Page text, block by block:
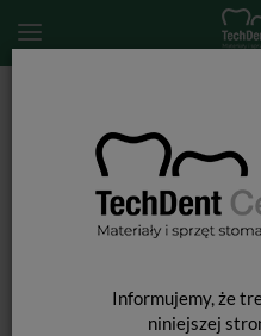
Informujemy, że
niniejszej